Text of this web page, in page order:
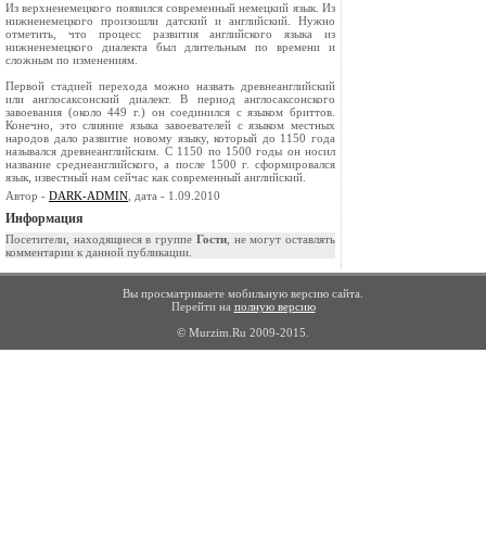
Из верхненемецкого появился современный немецкий язык. Из
нижненемецкого произошли датский и английский. Нужно
отметить, что про­цесс развития английского языка из
нижненемец­кого диалекта был длительным по времени и
сложным по изменениям.
Первой стадией перехода можно назвать древ­неанглийский
или англосаксонский диалект. В пе­риод англосаксонского
завоевания (около 449 г.) он соединился с языком бриттов.
Конечно, это слияние языка завоевателей с языком местных
народов дало развитие новому языку, который до 1150 года
назывался древнеанглийским. С 1150 по 1500 годы он носил
название среднеанглийско­го, а после 1500 г. сформировался
язык, извест­ный нам сейчас как современный английский.
Автор - DARK-ADMIN , дата - 1.09.2010
Информация
Посетители, находящиеся в группе Гости, не могут оставлять
комментарии к данной публикации.
Вы просматриваете мобильную версию сайта.
Перейти на полную версию
© Murzim.Ru 2009-2015.